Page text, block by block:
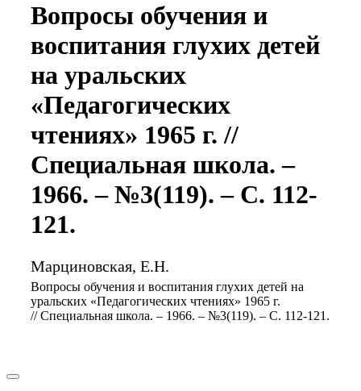
Вопросы обучения и
воспитания глухих детей
на уральских
«Педагогических
чтениях» 1965 г. //
Специальная школа. –
1966. – №3(119). – С. 112-
121.
Марциновская, Е.Н.
Вопросы обучения и воспитания глухих детей на
уральских «Педагогических чтениях» 1965 г.
// Специальная школа. – 1966. – №3(119). – С. 112-121.